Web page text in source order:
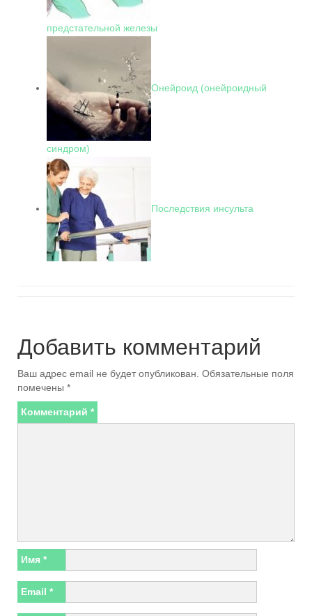
предстательной железы
Онейроид (онейроидный
синдром)
Последствия инсульта
Добавить комментарий
Ваш адрес email не будет опубликован. Обязательные поля
помечены *
Комментарий *
Имя *
Email *